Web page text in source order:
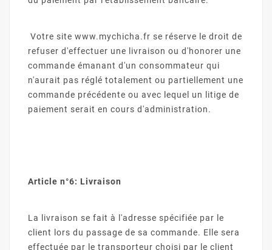
Votre site www.mychicha.fr se réserve le droit de
refuser d'effectuer une livraison ou d'honorer une
commande émanant d'un consommateur qui
n'aurait pas réglé totalement ou partiellement une
commande précédente ou avec lequel un litige de
paiement serait en cours d'administration.
Article n°6: Livraison
La livraison se fait à l'adresse spécifiée par le
client lors du passage de sa commande. Elle sera
effectuée par le transporteur choisi par le client